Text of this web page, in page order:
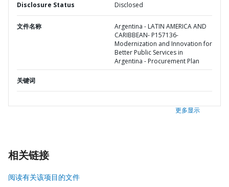
Disclosure Status Disclosed
文件名称
Argentina - LATIN AMERICA AND
CARIBBEAN- P157136-
Modernization and Innovation for
Better Public Services in
Argentina - Procurement Plan
关键词
更多显示
相关链接
阅读有关该项目的文件